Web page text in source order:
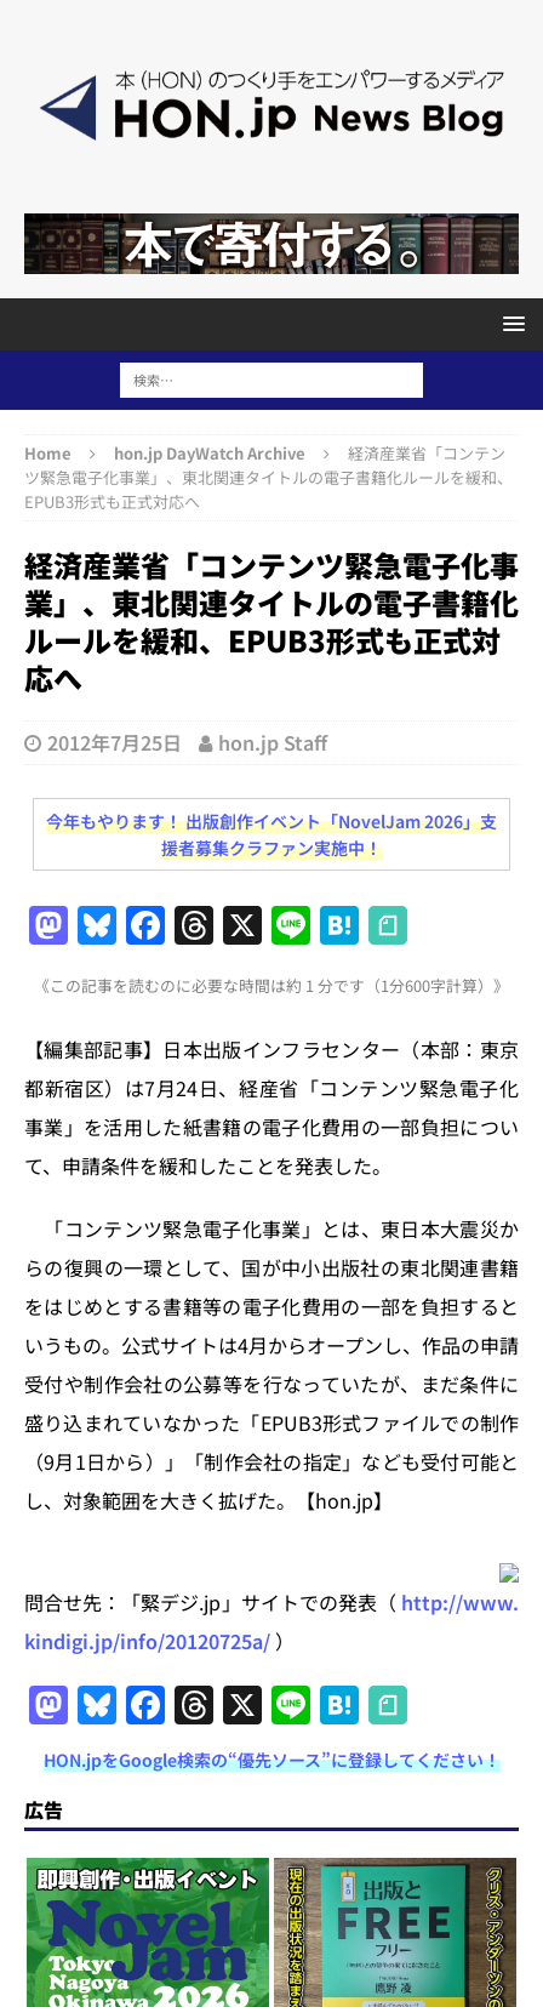
Home hon.jp DayWatch Archive
経済産業省「コンテン
ツ緊急電子化事業」、東北関連タイトルの電子書籍化ルールを緩和、
EPUB3形式も正式対応へ
経済産業省「コンテンツ緊急電子化事
業」、東北関連タイトルの電子書籍化
ルールを緩和、EPUB3形式も正式対
応へ
2012年7月25日 hon.jp Staff
今年もやります！ 出版創作イベント「NovelJam 2026」支
援者募集クラファン実施中！
M
a
st
o
d
o
n
Bl
u
e
s
k
y
F
a
c
e
b
o
o
T
h
re
a
d
s
X Li
n
e
H
at
e
n
a
《この記事を読むのに必要な時間は約 1 分です（1分600字計算）》
【編集部記事】日本出版インフラセンター（本部：東京
都新宿区）は7月24日、経産省「コンテンツ緊急電子化
事業」を活用した紙書籍の電子化費用の一部負担につい
て、申請条件を緩和したことを発表した。
「コンテンツ緊急電子化事業」とは、東日本大震災か
らの復興の一環として、国が中小出版社の東北関連書籍
をはじめとする書籍等の電子化費用の一部を負担すると
いうもの。公式サイトは4月からオープンし、作品の申請
受付や制作会社の公募等を行なっていたが、まだ条件に
盛り込まれていなかった「EPUB3形式ファイルでの制作
（9月1日から）」「制作会社の指定」なども受付可能と
し、対象範囲を大きく拡げた。【hon.jp】
問合せ先：「緊デジ.jp」サイトでの発表（ http://www.
kindigi.jp/info/20120725a/ ）
M
a
st
o
d
o
n
Bl
u
e
s
k
y
F
a
c
e
b
o
o
k
T
h
re
a
d
s
X Li
n
e
H
at
e
n
a
HON.jpをGoogle検索の“優先ソース”に登録してください！
広告